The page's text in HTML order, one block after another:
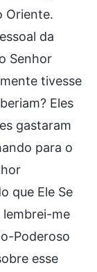
Oriente.
da
Senhor
tivesse
Eles
gastaram
para o
que Ele Se
lembrei-me
Poderoso
esse